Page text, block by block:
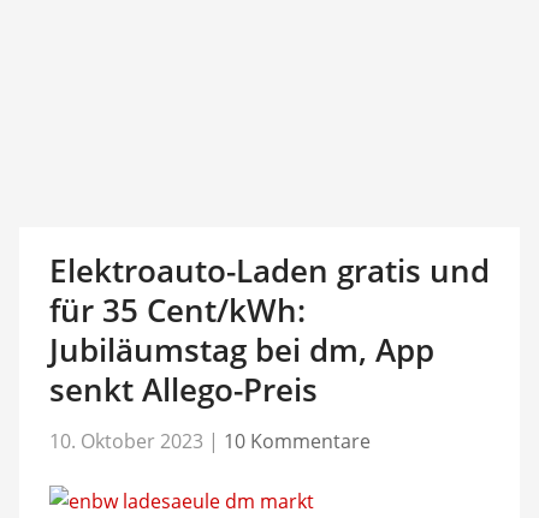
Elektroauto-Laden gratis und
für 35 Cent/kWh:
Jubiläumstag bei dm, App
senkt Allego-Preis
10. Oktober 2023 | 10 Kommentare